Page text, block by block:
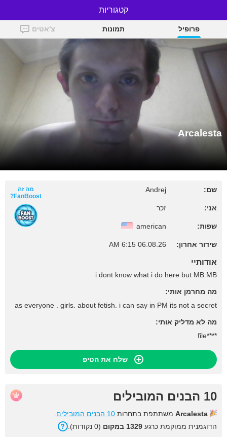
Arcalesta
פרופיל תמונות צ'אטים
Arcalesta
שם: Andrej
אני: זכר
שפות: american
שידור אחרון: 06.08.26 6:15 AM
מה זה
FanBoost?
אודותיי
i dont know what i do here but MB MB
מה מחרמן אותי:
as everyone . girls. about fetish. i can say in PM its not a secret
מה לא מדליק אותי:
****file
שלח את הטיפ
10 הבנים המובילים
Arcalesta משתתפת בתחרות 10 הבנים המובילים
הדוגמנית ממוקמת כרגע 1329 במקום (0 נקודות).
קטגוריות